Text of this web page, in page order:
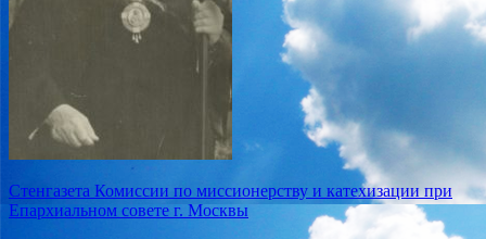
Стенгазета Комиссии по миссионерству и катехизации при
Епархиальном совете г. Москвы